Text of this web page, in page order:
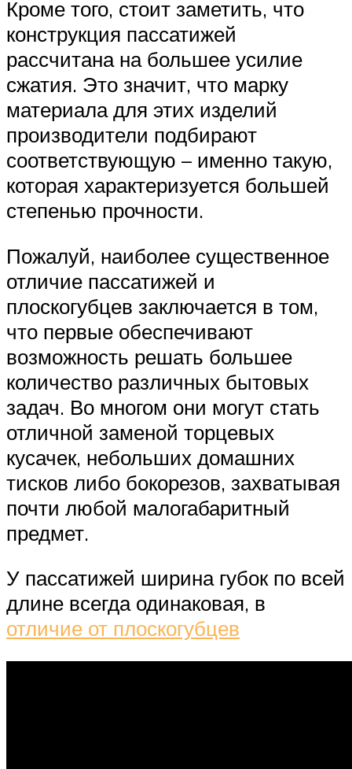
Кроме того, стоит заметить, что
конструкция пассатижей
рассчитана на большее усилие
сжатия. Это значит, что марку
материала для этих изделий
производители подбирают
соответствующую – именно такую,
которая характеризуется большей
степенью прочности.
Пожалуй, наиболее существенное
отличие пассатижей и
плоскогубцев заключается в том,
что первые обеспечивают
возможность решать большее
количество различных бытовых
задач. Во многом они могут стать
отличной заменой торцевых
кусачек, небольших домашних
тисков либо бокорезов, захватывая
почти любой малогабаритный
предмет.
У пассатижей ширина губок по всей
длине всегда одинаковая, в
отличие от плоскогубцев